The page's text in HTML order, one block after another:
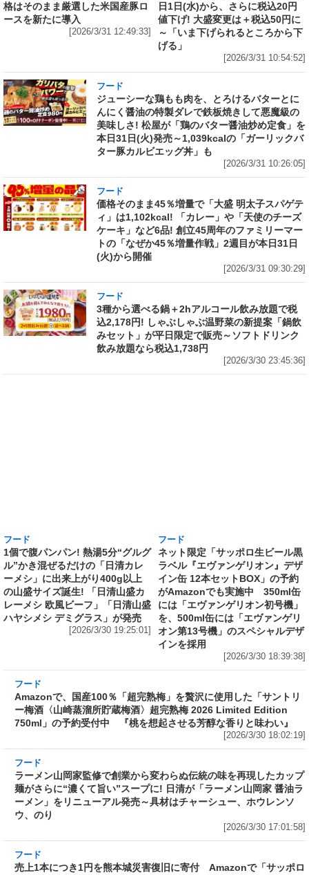
格はそのまま厳選した米国産豚ロ
ースを新たに導入
[2026/3/31 12:49:33]
日1日(水)から、さらに税込20円
値下げ! 大盛変更は＋税込50円に
～「いま下げられるところから下
げる」
[2026/3/31 10:54:52]
フード
ジューシーな鶏もも肉を、とろけるバターとに
んにく醤油の特製ダレで鉄板焼きして悪魔級の
美味しさ! 松屋が「鶏のバター醤油炒め定食」を
本日31日(火)発売～1,039kcalの「ガーリックバ
ター豚カルビエッグ丼」も
[2026/3/31 10:26:05]
フード
価格そのまま45％増量で「大盛 明太子スパゲテ
ィ」は1,102kcal! 「カレー」や「天使のチーズ
ケーキ」など6品! 創立45周年のファミリーマー
トの「なぜか45％増量作戦」2週目が本日31日
(火)から開催
[2026/3/31 09:30:29]
フード
3種から選べる鍋＋2hアルコール飲み放題で税
込2,178円! しゃぶしゃぶ温野菜の新提案「鍋飲
みセット」が平日限定で販売～ソフトドリンク
飲み放題なら税込1,738円
[2026/3/30 23:45:36]
レーメシ 欧風ビーフ」「日清山盛
ハヤシメシ デミグラス」が発売
[2026/3/30 19:25:01]
には「エヴァンゲリオン初号機」
を、500ml缶には「エヴァンゲリ
オン第13号機」のスペシャルデザ
インを採用
[2026/3/30 18:39:38]
フード
Amazonで、国産100％「超完熟梅」を贅沢に使
用した「サントリー梅酒〈山崎蒸溜所貯蔵梅
酒〉超完熟梅 2026 Limited Edition 750ml」の
予約受付中 『桃を想起させる芳醇な香りと味
[2026/3/30 18:02:19]
フード
ラーメン山岡家監修で創業から変わらぬ伝統の
味を再現したカップ麺がさらに“濃くて旨い”ス
ン」をリニューアル発売～具材はチャーシュ
ー、ホウレンソウ、のり
[2026/3/30 17:01:58]
売上1本につき1円を熊本城災害復旧に寄付
城復興応援缶』 350ml×24本」が税込5,180円!